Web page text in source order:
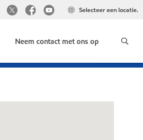
Selecteer een locatie.
Neem contact met ons op